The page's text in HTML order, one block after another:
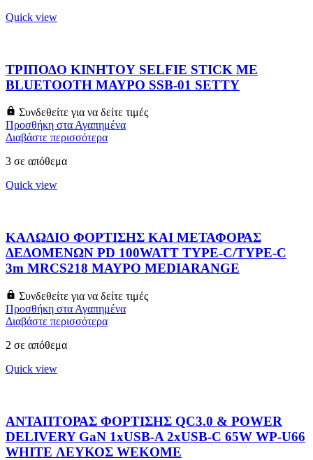
Quick view
ΤΡΙΠΟΔΟ ΚΙΝΗΤΟΥ SELFIE STICK ΜΕ
BLUETOOTH ΜΑΥΡΟ SSB-01 SETTY
Συνδεθείτε για να δείτε τιμές
Προσθήκη στα Αγαπημένα
Διαβάστε περισσότερα
3 σε απόθεμα
Quick view
ΚΑΛΩΔΙΟ ΦΟΡΤΙΣΗΣ ΚΑΙ ΜΕΤΑΦΟΡΑΣ
ΔΕΔΟΜΕΝΩΝ PD 100WATT TYPE-C/TYPE-C
3m MRCS218 ΜΑΥΡΟ MEDIARANGE
Συνδεθείτε για να δείτε τιμές
Προσθήκη στα Αγαπημένα
Διαβάστε περισσότερα
2 σε απόθεμα
Quick view
ΑΝΤΑΠΤΟΡΑΣ ΦΟΡΤΙΣΗΣ QC3.0 & POWER
DELIVERY GaN 1xUSB-A 2xUSB-C 65W WP-U66
WHITE ΛΕΥΚΟΣ WEKOME